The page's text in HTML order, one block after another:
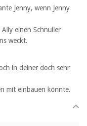
Jenny, wenn Jenny
einen Schnuller
weckt.
in deiner doch sehr
mit einbauen könnte.